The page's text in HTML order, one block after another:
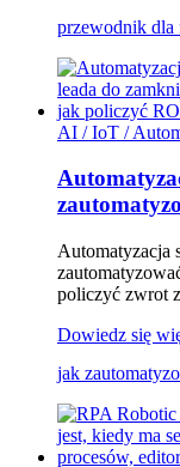
przewodnik dla
AI / IoT /
Automatyzacja
policzyć zwrot
Dowiedz się
jak